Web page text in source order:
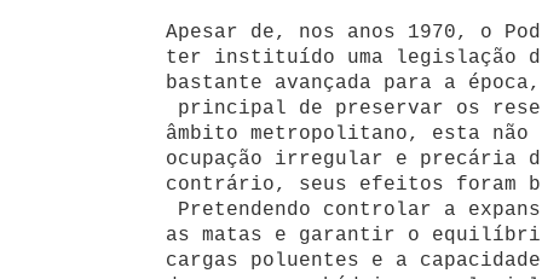
Apesar de, nos anos 1970, o
ter instituído uma legislação
bastante avançada para a
principal de preservar os
âmbito metropolitano, esta
ocupação irregular e
contrário, seus efeitos foram
Pretendendo controlar a
as matas e garantir o
cargas poluentes e a